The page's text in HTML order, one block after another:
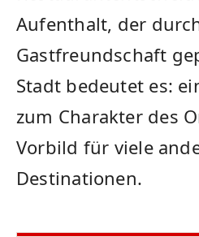
Aufenthalt, der
Gastfreundschaft
Stadt bedeutet es:
zum Charakter des
Vorbild für viele
Destinationen.